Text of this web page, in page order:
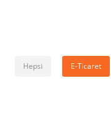
Hepsi E-Ticaret